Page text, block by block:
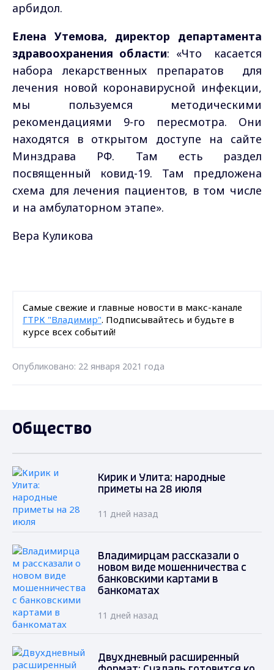
арбидол.
Елена Утемова, директор департамента
здравоохранения области: «Что касается
набора лекарственных препаратов для
лечения новой коронавирусной инфекции,
мы пользуемся методическими
рекомендациями 9-го пересмотра. Они
находятся в открытом доступе на сайте
Минздрава РФ. Там есть раздел
посвященный ковид-19. Там предложена
схема для лечения пациентов, в том числе
и на амбулаторном этапе».
Вера Куликова
Самые свежие и главные новости в макс-канале
ГТРК "Владимир". Подписывайтесь и будьте в
курсе всех событий!
Опубликовано: 22 января 2021 года
Общество
Кирик и Улита: народные
приметы на 28 июля
11 дней назад
Владимирцам рассказали о
новом виде мошенничества с
банковскими картами в
банкоматах
11 дней назад
Двухдневный расширенный